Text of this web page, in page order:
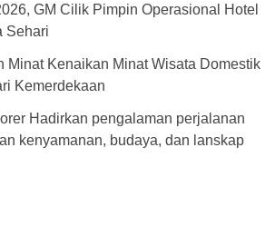
GM Cilik Pimpin Operasional Hotel
Sehari
Minat Kenaikan Minat Wisata Domestik
Kemerdekaan
Hadirkan pengalaman perjalanan
kenyamanan, budaya, dan lanskap